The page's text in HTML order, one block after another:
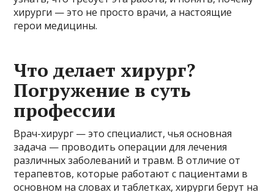
хирурги — это не просто врачи, а настоящие
герои медицины.
Что делает хирург?
Погружение в суть
профессии
Врач-хирург — это специалист, чья основная
задача — проводить операции для лечения
различных заболеваний и травм. В отличие от
терапевтов, которые работают с пациентами в
основном на словах и таблетках, хирурги берут на